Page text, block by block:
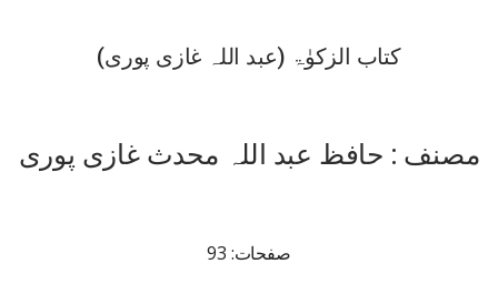
کتاب الزکوٰۃ (عبد اللہ غازی پوری)
مصنف : حافظ عبد اللہ محدث غازی پوری
صفحات: 93